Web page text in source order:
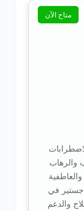
متاح الآن
والرهاب
في
في العلاج والدعم